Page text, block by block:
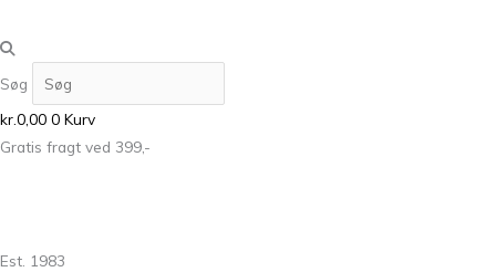
Søg
kr.0,00 0 Kurv
Gratis fragt ved 399,-
Est. 1983